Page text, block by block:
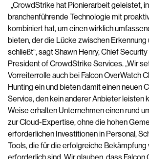
„CrowdStrike hat Pionierarbeit geleistet,
branchenführende Technologie mit
kombiniert hat, um einen wirklich
bieten, der die Lücke zwischen Erkennung
schließt“, sagt Shawn Henry, Chief
President of CrowdStrike Services. „Wir
Vorreiterrolle auch bei Falcon OverWatch
Hunting ein und bieten damit einen neuen
Service, den kein anderer Anbieter leisten
Weise erhalten Unternehmen einen rund
zur Cloud-Expertise, ohne die hohen
erforderlichen Investitionen in Personal,
Tools, die für die erfolgreiche Bekämpfung